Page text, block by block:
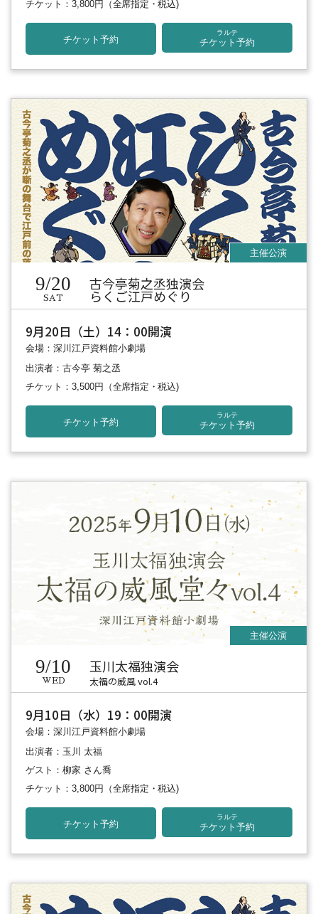
チケット：3,800円
（全席指定・税込)
チケット予約
ラルテ
チケット予約
9/20
SAT
古今亭菊之丞独演会
らくご江戸めぐり
9月20日（土）14：00開演
会場：深川江戸資料館小劇場
出演者：古今亭 菊之丞
チケット：3,500円
（全席指定・税込)
チケット予約
ラルテ
チケット予約
9/10
WED
玉川太福独演会
太福の威風 vol.4
9月10日（水）19：00開演
会場：深川江戸資料館小劇場
出演者：玉川 太福
ゲスト：柳家 さん喬
チケット：3,800円 （全席指定・税込)
チケット予約
ラルテ
チケット予約